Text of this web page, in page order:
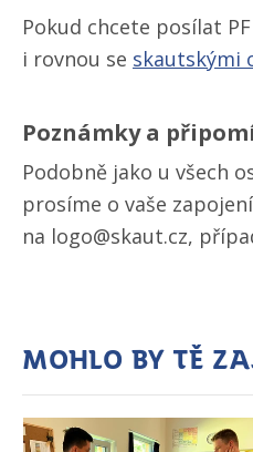
Pokud chcete posílat
i rovnou se skautskými
Poznámky a
Podobně jako u všech
prosíme o vaše
na logo@skaut.cz,
Mohlo by tě